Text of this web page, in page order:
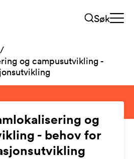
Søk
og campusutvikling -
og
- behov for